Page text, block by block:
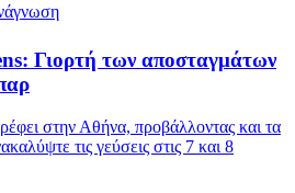
Γιορτή των αποσταγμάτων
στην Αθήνα, προβάλλοντας και τα
τις γεύσεις στις 7 και 8